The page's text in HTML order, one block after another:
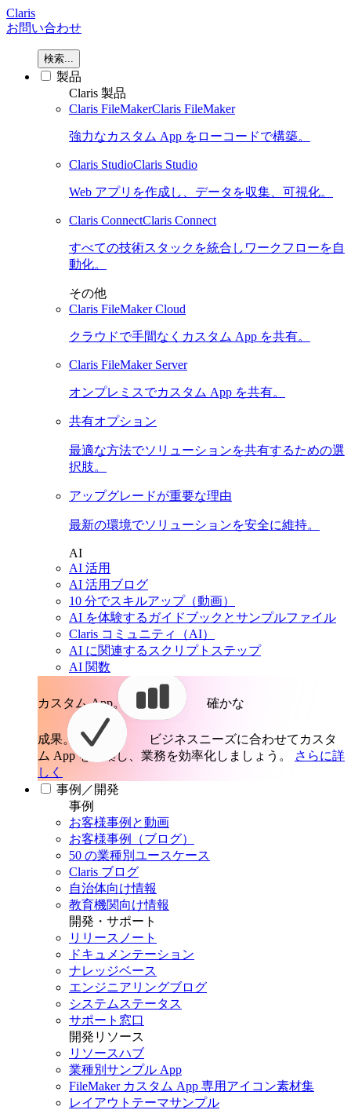
Claris
お問い合わせ
検索...
製品
Claris 製品
Claris FileMakerClaris FileMaker
強力なカスタム App をローコードで構築。
Claris StudioClaris Studio
Web アプリを作成し、データを収集、可視化。
Claris ConnectClaris Connect
すべての技術スタックを統合しワークフローを自
動化。
その他
Claris FileMaker Cloud
クラウドで手間なくカスタム App を共有。
Claris FileMaker Server
オンプレミスでカスタム App を共有。
共有オプション
最適な方法でソリューションを共有するための選
択肢。
アップグレードが重要な理由
最新の環境でソリューションを安全に維持。
AI
AI 活用
AI 活用ブログ
10 分でスキルアップ（動画）
AI を体験するガイドブックとサンプルファイル
Claris コミュニティ（AI）
AI に関連するスクリプトステップ
AI 関数
カスタム App。 確かな
成果。
ビジネスニーズに合わせてカスタ
ム App を構築し、業務を効率化しましょう。
さらに詳
しく
事例／開発
事例
お客様事例と動画
お客様事例（ブログ）
50 の業種別ユースケース
Claris ブログ
自治体向け情報
教育機関向け情報
開発・サポート
リリースノート
ドキュメンテーション
ナレッジベース
エンジニアリングブログ
システムステータス
サポート窓口
開発リソース
リソースハブ
業種別サンプル App
FileMaker カスタム App 専用アイコン素材集
レイアウトテーマサンプル